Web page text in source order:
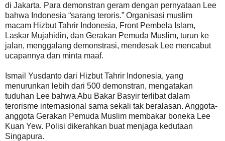
di Jakarta. Para demonstran geram dengan pernyataan Lee
bahwa Indonesia “sarang teroris.” Organisasi muslim
macam Hizbut Tahrir Indonesia, Front Pembela Islam,
Laskar Mujahidin, dan Gerakan Pemuda Muslim, turun ke
jalan, menggalang demonstrasi, mendesak Lee mencabut
ucapannya dan minta maaf.
Ismail Yusdanto dari Hizbut Tahrir Indonesia, yang
menurunkan lebih dari 500 demonstran, mengatakan
tuduhan Lee bahwa Abu Bakar Basyir terlibat dalam
terorisme internasional sama sekali tak beralasan. Anggota-
anggota Gerakan Pemuda Muslim membakar boneka Lee
Kuan Yew. Polisi dikerahkan buat menjaga kedutaan
Singapura.